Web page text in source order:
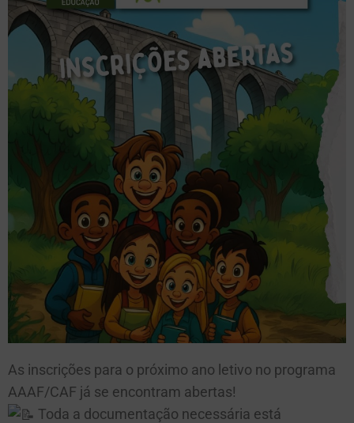
As inscrições para o próximo ano letivo no programa
AAAF/CAF já se encontram abertas!
Toda a documentação necessária está